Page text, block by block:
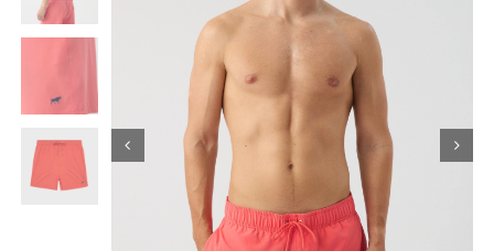
Εσώρουχα
Είδη Παρέλασης
Σχετικά με εμάς